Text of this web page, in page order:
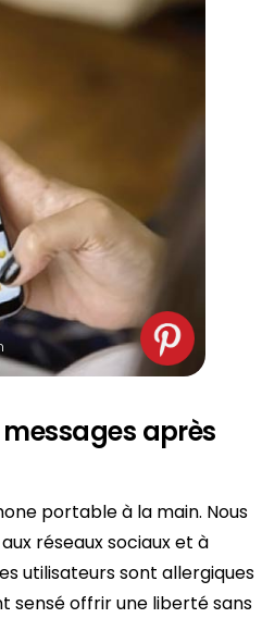
après
portable à la main. Nous
réseaux sociaux et à
utilisateurs sont allergiques
sensé offrir une liberté sans